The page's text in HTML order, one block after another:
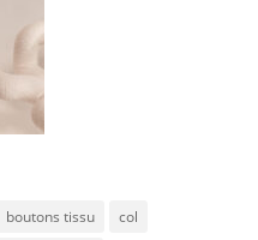
boutons tissu
col